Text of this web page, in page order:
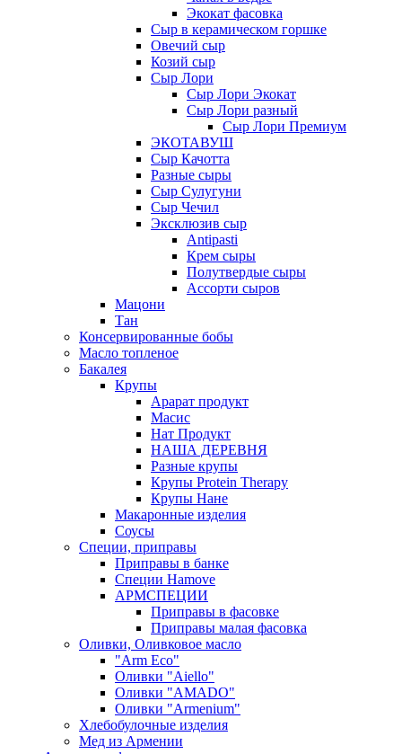
Экокат фасовка
Сыр в керамическом горшке
Овечий сыр
Козий сыр
Сыр Лори
Сыр Лори Экокат
Сыр Лори разный
Сыр Лори Премиум
ЭКОТАВУШ
Сыр Качотта
Разные сыры
Сыр Сулугуни
Сыр Чечил
Эксклюзив сыр
Antipasti
Крем сыры
Полутвердые сыры
Ассорти сыров
Мацони
Тан
Консервированные бобы
Масло топленое
Бакалея
Крупы
Арарат продукт
Масис
Нат Продукт
НАША ДЕРЕВНЯ
Разные крупы
Крупы Protein Therapy
Крупы Нане
Макаронные изделия
Соусы
Специи, приправы
Приправы в банке
Специи Hamove
АРМСПЕЦИИ
Приправы в фасовке
Приправы малая фасовка
Оливки, Оливковое масло
"Arm Eco"
Оливки "Aiello"
Оливки "AMADO"
Оливки "Armenium"
Хлебобулочные изделия
Мед из Армении